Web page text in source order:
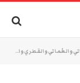
حول أطفال اليمن لهياكل عظمية!